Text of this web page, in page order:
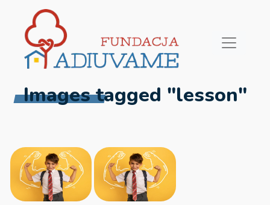
Images tagged "lesson"